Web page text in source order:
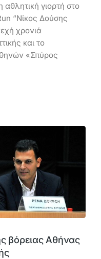
αθλητική γιορτή στο
“Νίκος Δούσης
χρονιά
και το
«Σπύρος
βόρειας Αθήνας